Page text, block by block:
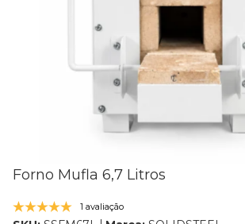
Forno Mufla 6,7 Litros
1 avaliação